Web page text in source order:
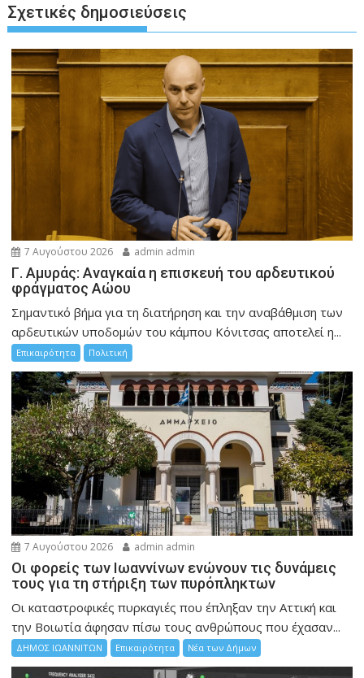
Σχετικές δημοσιεύσεις
7 Αυγούστου 2026 admin admin
Γ. Αμυράς: Αναγκαία η επισκευή του αρδευτικού
φράγματος Αώου
Σημαντικό βήμα για τη διατήρηση και την αναβάθμιση των
αρδευτικών υποδομών του κάμπου Κόνιτσας αποτελεί η...
Επικαιρότητα Πολιτική
7 Αυγούστου 2026 admin admin
Οι φορείς των Ιωαννίνων ενώνουν τις δυνάμεις
τους για τη στήριξη των πυρόπληκτων
Οι καταστροφικές πυρκαγιές που έπληξαν την Αττική και
την Bοιωτία άφησαν πίσω τους ανθρώπους που έχασαν...
ΔΗΜΟΣ ΙΩΑΝΝΙΤΩΝ Επικαιρότητα Νέα των Δήμων